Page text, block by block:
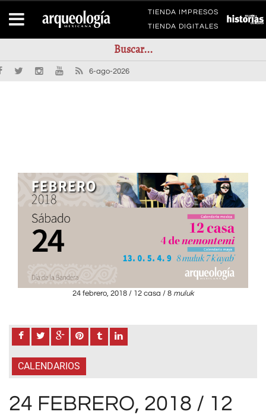
TIENDA IMPRESOS
TIENDA DIGITALES
6-ago-2026
24 febrero, 2018 / 12 casa / 8 muluk
CALENDARIOS
24 FEBRERO, 2018 / 12